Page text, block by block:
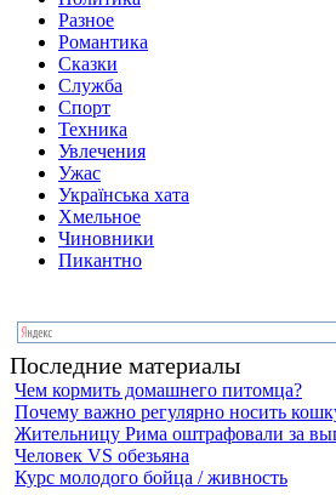
Разное
Романтика
Сказки
Служба
Спорт
Техника
Увлечения
Ужас
Українська хата
Хмельное
Чиновники
Пикантно
Последние материалы
Чем кормить домашнего питомца?
Почему важно регулярно носить
Жительницу Рима оштрафовали за
Человек VS обезьяна
Курс молодого бойца / живность